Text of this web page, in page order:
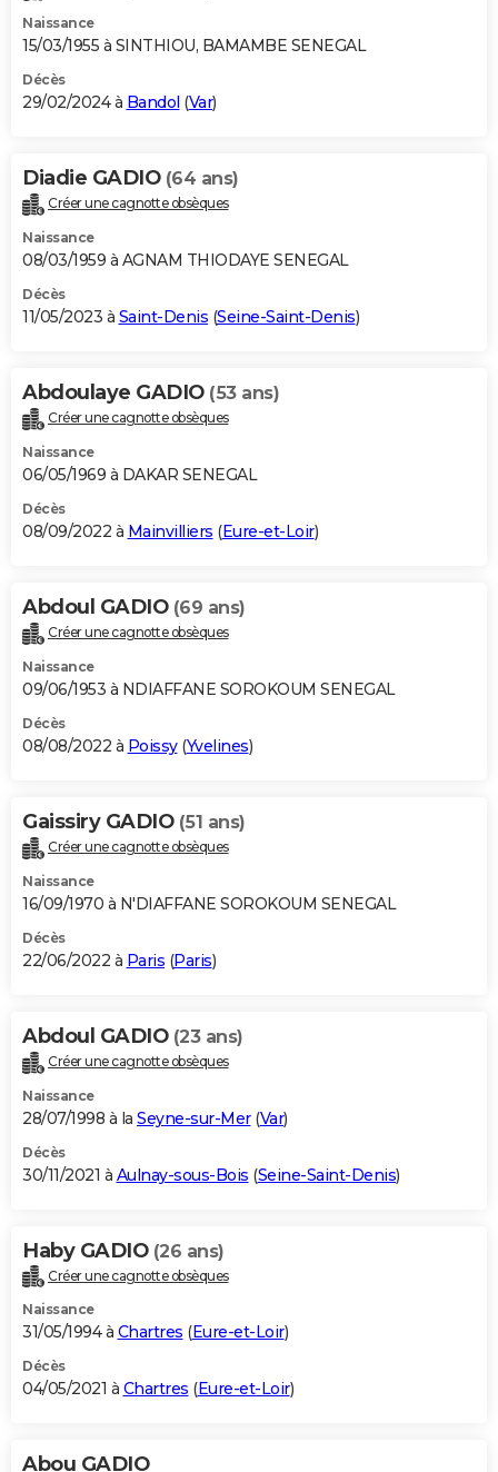
Naissance
15/03/1955 à SINTHIOU, BAMAMBE SENEGAL
Décès
29/02/2024 à Bandol (Var)
Diadie GADIO (64 ans)
Créer une cagnotte obsèques
Naissance
08/03/1959 à AGNAM THIODAYE SENEGAL
Décès
11/05/2023 à Saint-Denis (Seine-Saint-Denis)
Abdoulaye GADIO (53 ans)
Créer une cagnotte obsèques
Naissance
06/05/1969 à DAKAR SENEGAL
Décès
08/09/2022 à Mainvilliers (Eure-et-Loir)
Abdoul GADIO (69 ans)
Créer une cagnotte obsèques
Naissance
09/06/1953 à NDIAFFANE SOROKOUM SENEGAL
Décès
08/08/2022 à Poissy(Yvelines)
Gaissiry GADIO (51 ans)
Créer une cagnotte obsèques
Naissance
16/09/1970 à N'DIAFFANE SOROKOUM SENEGAL
Décès
22/06/2022 à Paris (Paris)
Abdoul GADIO (23 ans)
Créer une cagnotte obsèques
Naissance
28/07/1998 à la Seyne-sur-Mer(Var)
Décès
30/11/2021 à Aulnay-sous-Bois (Seine-Saint-Denis)
Haby GADIO (26 ans)
Créer une cagnotte obsèques
Naissance
31/05/1994 à Chartres (Eure-et-Loir)
Décès
04/05/2021 à Chartres (Eure-et-Loir)
Abou GADIO